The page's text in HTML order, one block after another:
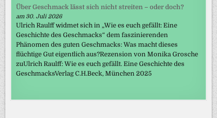
Über Geschmack lässt sich nicht streiten – oder doch?
am 30. Juli 2026
Ulrich Raulff widmet sich in „Wie es euch gefällt: Eine
Geschichte des Geschmacks“ dem faszinierenden
Phänomen des guten Geschmacks: Was macht dieses
flüchtige Gut eigentlich aus?Rezension von Monika Grosche
zuUlrich Raulff: Wie es euch gefällt. Eine Geschichte des
GeschmacksVerlag C.H.Beck, München 2025